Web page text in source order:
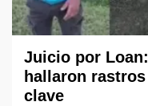
Juicio por
hallaron
clave